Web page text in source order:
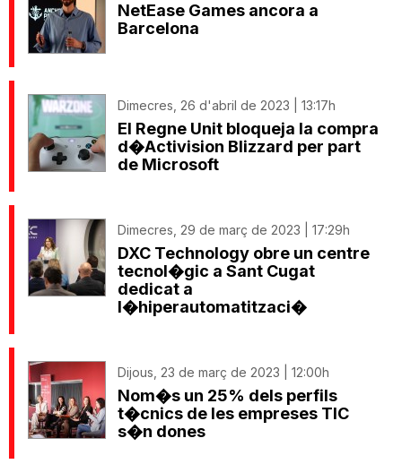
NetEase Games ancora a
Barcelona
Dimecres, 26 d'abril de 2023 | 13:17h
El Regne Unit bloqueja la compra
d�Activision Blizzard per part
de Microsoft
Dimecres, 29 de març de 2023 | 17:29h
DXC Technology obre un centre
tecnol�gic a Sant Cugat
dedicat a
l�hiperautomatitzaci�
Dijous, 23 de març de 2023 | 12:00h
Nom�s un 25% dels perfils
t�cnics de les empreses TIC
s�n dones